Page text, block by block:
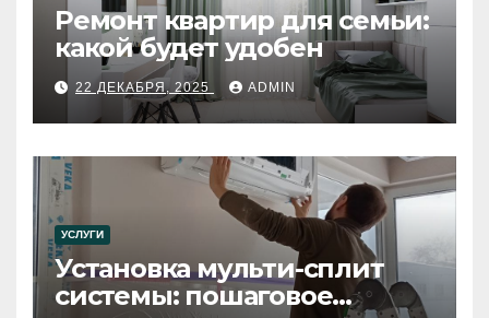
Ремонт квартир для семьи:
какой будет удобен
22 ДЕКАБРЯ, 2025 ADMIN
УСЛУГИ
Установка мульти-сплит
системы: пошаговое